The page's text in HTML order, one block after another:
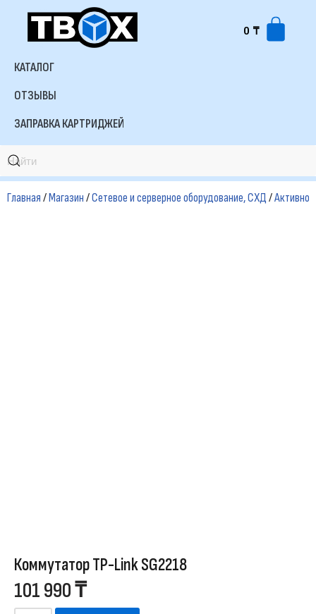
Перейти
содержимому
0 ₸
КАТАЛОГ
ОТЗЫВЫ
ЗАПРАВКА КАРТРИДЖЕЙ
Главная/Магазин/Сетевое и серверное оборудование, СХД/
Коммутатор TP-Link SG2218
101 990₸